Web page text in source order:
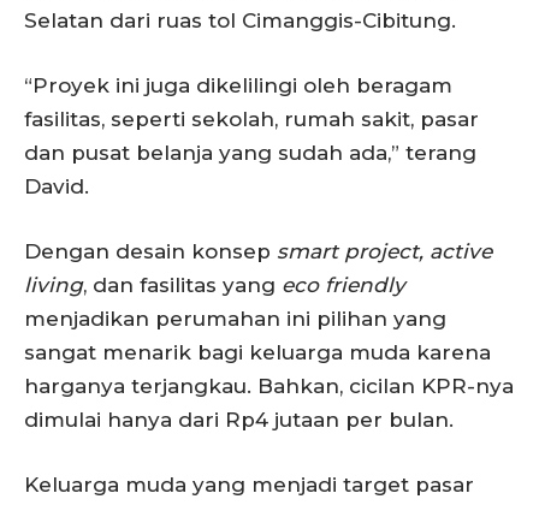
Selatan dari ruas tol Cimanggis-Cibitung.
“Proyek ini juga dikelilingi oleh beragam
fasilitas, seperti sekolah, rumah sakit, pasar
dan pusat belanja yang sudah ada,” terang
David.
Dengan desain konsep smart project, active
living, dan fasilitas yang eco friendly
menjadikan perumahan ini pilihan yang
sangat menarik bagi keluarga muda karena
harganya terjangkau. Bahkan, cicilan KPR-nya
dimulai hanya dari Rp4 jutaan per bulan.
Keluarga muda yang menjadi target pasar